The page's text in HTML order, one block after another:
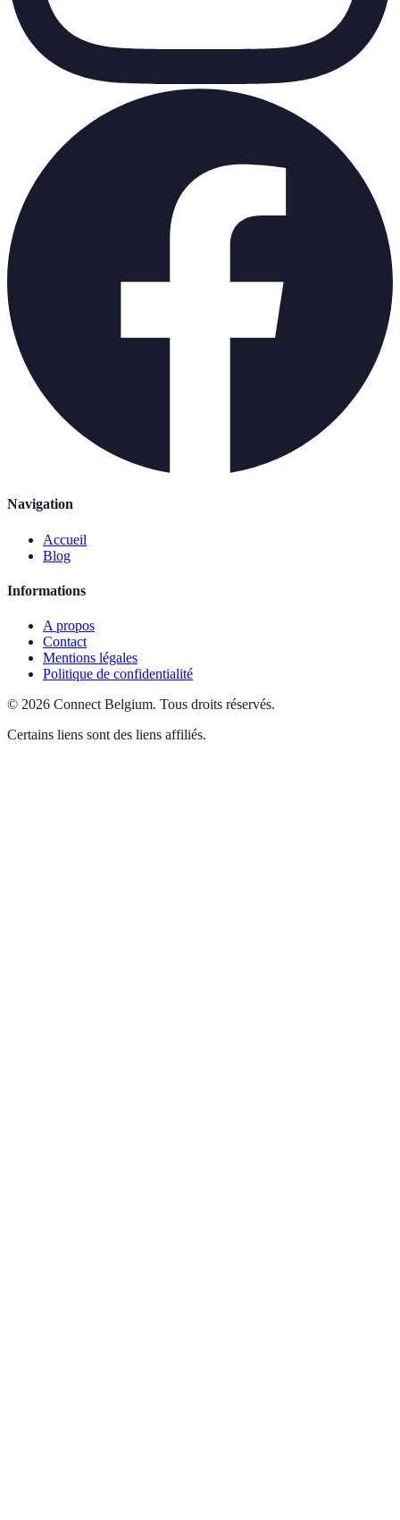
Navigation
Accueil
Blog
Informations
A propos
Contact
Mentions légales
Politique de confidentialité
© 2026 Connect Belgium. Tous droits réservés.
Certains liens sont des liens affiliés.